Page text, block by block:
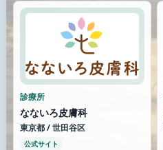
診療所
なないろ皮膚科
東京都 / 世田谷区
公式サイト